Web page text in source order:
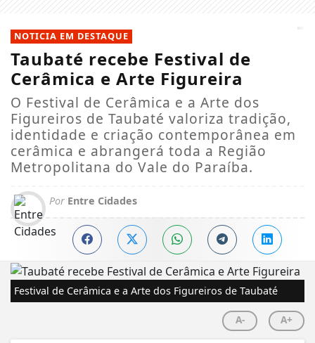
NOTICIA EM DESTAQUE
Taubaté recebe Festival de
Cerâmica e Arte Figureira
O Festival de Cerâmica e a Arte dos
Figureiros de Taubaté valoriza tradição,
identidade e criação contemporânea em
cerâmica e abrangerá toda a Região
Metropolitana do Vale do Paraíba.
Por Entre Cidades
Festival de Cerâmica e a Arte dos Figureiros de Taubaté
A- A+